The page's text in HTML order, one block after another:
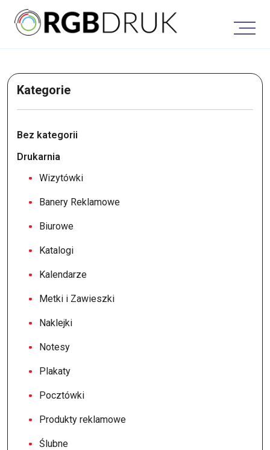
content
Kategorie
Bez kategorii
Drukarnia
Wizytówki
Banery Reklamowe
Biurowe
Katalogi
Kalendarze
Metki i Zawieszki
Naklejki
Notesy
Plakaty
Pocztówki
Produkty reklamowe
Ślubne